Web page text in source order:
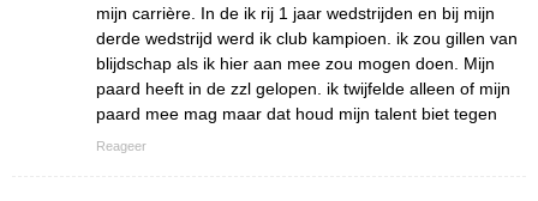
mijn carrière. In de ik rij 1 jaar wedstrijden en bij mijn
derde wedstrijd werd ik club kampioen. ik zou gillen van
blijdschap als ik hier aan mee zou mogen doen. Mijn
paard heeft in de zzl gelopen. ik twijfelde alleen of mijn
paard mee mag maar dat houd mijn talent biet tegen
Reageer